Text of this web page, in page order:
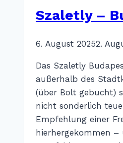
Szaletly –
VonKatharina
6. August 20252.
Das Szaletly
außerhalb des
(über Bolt gebucht)
nicht sonderlich
Empfehlung einer
hierhergekommen –